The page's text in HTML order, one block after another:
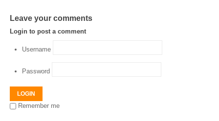
Leave your comments
Login to post a comment
Username
Password
LOGIN
Remember me